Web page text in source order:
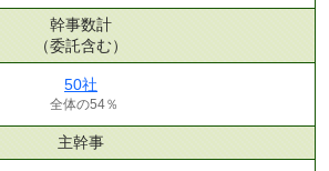
幹事数計
（委託含む）
50社
全体の54％
主幹事